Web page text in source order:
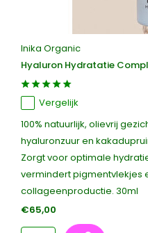
Inika Organic
Hyaluron Hydratatie
Vergelijk
100% natuurlijk, olievrij
hyaluronzuur en
Zorgt voor optimale
vermindert pigmentvlekjes
collageenproductie. 30ml
€65,00